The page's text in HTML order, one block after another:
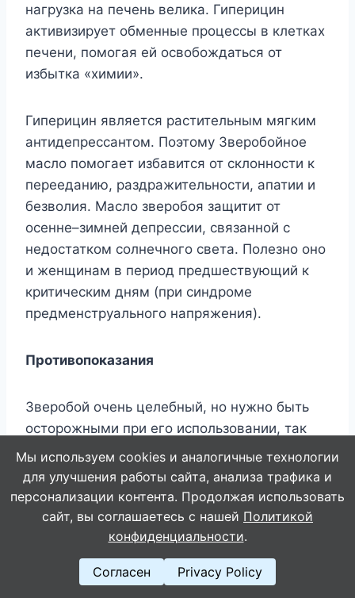
нагрузка на печень велика. Гиперицин
активизирует обменные процессы в клетках
печени, помогая ей освобождаться от
избытка «химии».
Гиперицин является растительным мягким
антидепрессантом. Поэтому Зверобойное
масло помогает избавится от склонности к
перееданию, раздражительности, апатии и
безволия. Масло зверобоя защитит от
осенне–зимней депрессии, связанной с
недостатком солнечного света. Полезно оно
и женщинам в период предшествующий к
критическим дням (при синдроме
предменструального напряжения).
Противопоказания
Зверобой очень целебный, но нужно быть
осторожными при его использовании, так
как передозировка травой может вызвать
неприятные ощущения в области печени,
чувство горечи во рту, запоры и понижение
аппетита. Так как растение повышает
артериальное давление, гипертоникам
можно его принимать только в составе
травяного сбора.
Мы используем cookies и аналогичные технологии
для улучшения работы сайта, анализа трафика и
персонализации контента. Продолжая использовать
сайт, вы соглашаетесь с нашей Политикой
конфиденциальности.
Согласен Privacy Policy